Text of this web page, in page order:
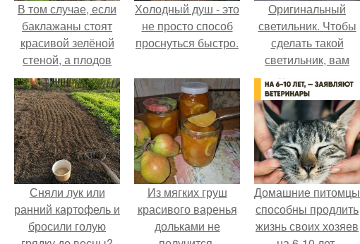
В том случае, если
баклажаны стоят
красивой зелёной
стеной, а плодов
почти не видно -
радоваться тут
нечему.
Холодный душ - это
не просто способ
проснуться быстро.
Оригинальный
светильник. Чтобы
сделать такой
светильник, вам
понадобится
коробка из-под сока
и
самозастывающая
полимерная глина.
Сняли лук или
ранний картофель и
бросили голую
Из мягких груш
красивого варенья
дольками не
Домашние питомцы
способны продлить
жизнь своих хозяев